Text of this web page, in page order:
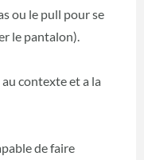
ou le pull pour se
le pantalon).
contexte et a la
de faire